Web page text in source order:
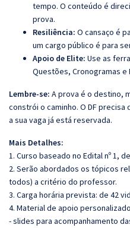
tempo. O conteúdo é
prova.
Resiliência: O cansaço é
um cargo público é para
Apoio de Elite: Use as
Questões, Cronogramas e
Lembre-se: A prova é o destino,
constrói o caminho. O DF
a sua vaga já está reservada.
Mais Detalhes:
1. Curso baseado no Edital nº 1,
2. Serão abordados os tópicos
todos) a critério do professor.
3. Carga horária prevista: de 42
4. Material de apoio
- slides para acompanhamento